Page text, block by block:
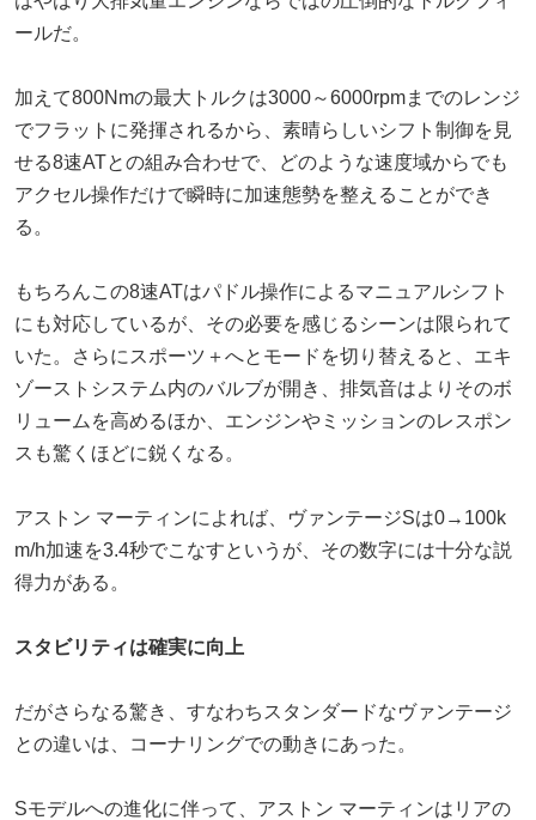
ールだ。
加えて800Nmの最大トルクは3000～6000rpmまでのレンジ
でフラットに発揮されるから、素晴らしいシフト制御を見
せる8速ATとの組み合わせで、どのような速度域からでも
アクセル操作だけで瞬時に加速態勢を整えることができ
る。
もちろんこの8速ATはパドル操作によるマニュアルシフト
にも対応しているが、その必要を感じるシーンは限られて
いた。さらにスポーツ＋へとモードを切り替えると、エキ
ゾーストシステム内のバルブが開き、排気音はよりそのボ
リュームを高めるほか、エンジンやミッションのレスポン
スも驚くほどに鋭くなる。
アストン マーティンによれば、ヴァンテージSは0→100k
m/h加速を3.4秒でこなすというが、その数字には十分な説
得力がある。
スタビリティは確実に向上
だがさらなる驚き、すなわちスタンダードなヴァンテージ
との違いは、コーナリングでの動きにあった。
Sモデルへの進化に伴って、アストン マーティンはリアの